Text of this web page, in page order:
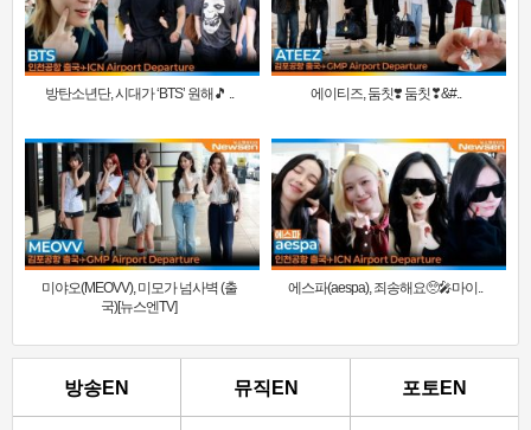
방탄소년단, 시대가 ‘BTS’ 원해🎵 .. 에이티즈, 둠칫❣️ 둠칫❣&#..
미야오(MEOVV), 미모가 넘사벽 (출
국)[뉴스엔TV]
에스파(aespa), 죄송해요🥺🎤마이..
방송EN 뮤직EN 포토EN